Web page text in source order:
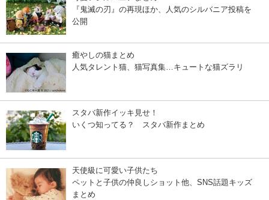
『鬼滅の刃』の再現ほか、人気のシルバニア投稿を
公開
癒やしの猫まとめ
人気タレント猫、猫写真集…キュートな猫ズラリ
スタバ新作イッキ見せ！
いくつ知ってる？ スタバ新作まとめ
天使級に可愛い子供たち
ペットと子供の仲良しショット他、SNS話題キッズ
まとめ